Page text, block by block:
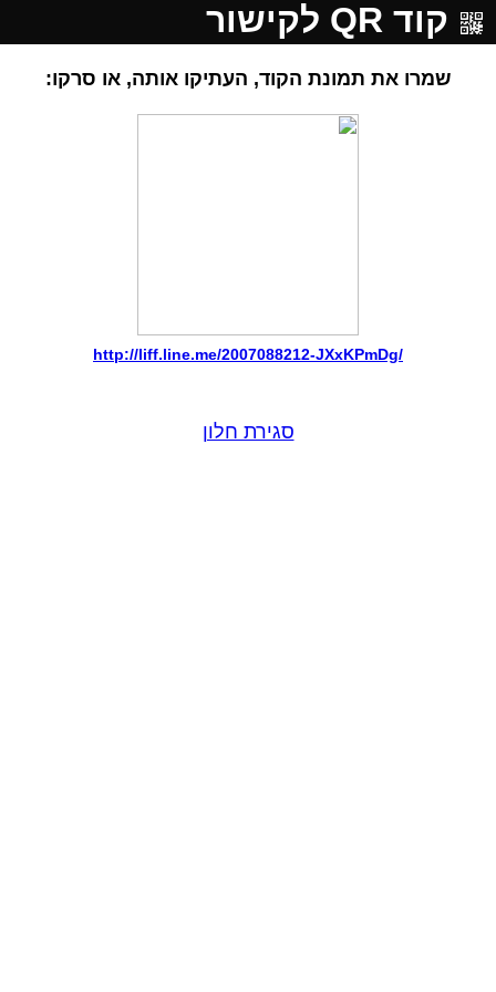
קוד QR לקישור
שמרו את תמונת הקוד, העתיקו אותה, או סרקו:
http://liff.line.me/2007088212-JXxKPmDg/
סגירת חלון